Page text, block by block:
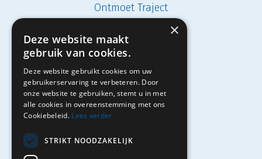
Ontmoet Traject
Vacatures
Studenten
Solliciteren
×
Deze website maakt
gebruik van cookies.
Deze website gebruikt cookies om uw
gebruikerservaring te verbeteren. Door
onze website te gebruiken, stemt u in met
alle cookies in overeenstemming met ons
Cookiebeleid. Lees verder
STRIKT NOODZAKELIJK